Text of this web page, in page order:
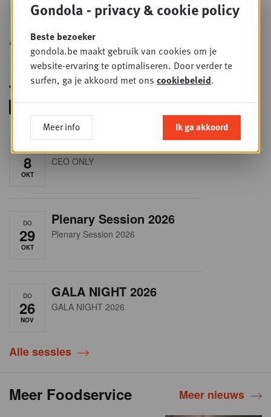
SEP Sales & Nego summit 2026
Alle opleidingen
DO
8
OKT
RET-TALK
CEO ONLY
DO
29
OKT
Plenary Session 2026
Plenary Session 2026
DO
26
NOV
GALA NIGHT 2026
GALA NIGHT 2026
Alle sessies
Meer Foodservice Meer nieuws
Gondola - privacy & cookie policy
Beste bezoeker
gondola.be maakt gebruik van cookies om je
website-ervaring te optimaliseren. Door verder te
surfen, ga je akkoord met ons cookiebeleid.
Meer info Ik ga akkoord